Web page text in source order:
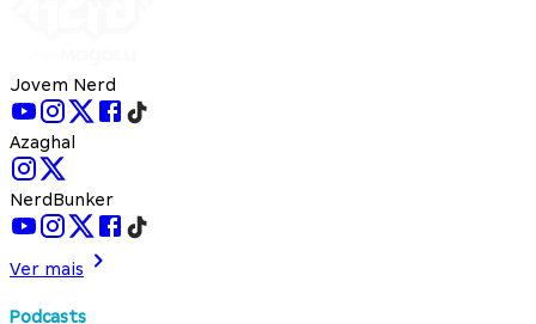
Jovem Nerd
Azaghal
NerdBunker
Ver mais
Podcasts